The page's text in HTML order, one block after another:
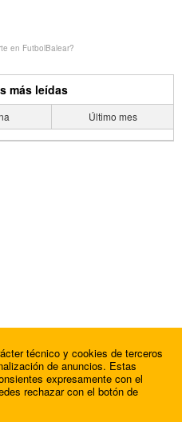
en FutbolBalear?
más leídas
Último mes
técnico y cookies de terceros
de anuncios. Estas
expresamente con el
rechazar con el botón de